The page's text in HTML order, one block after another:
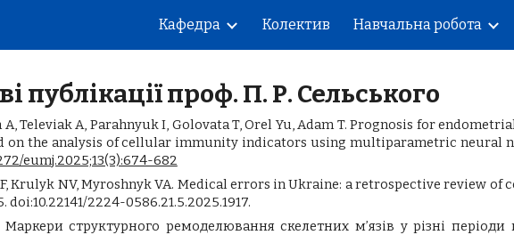
Skip to navigation
Кафедра Колектив Навчальна робота
публікації проф. П. Р. Сельського
A, Televiak A, Parahnyuk I, Golovata T, Orel Yu, Adam T. Prognosis for
on the analysis of cellular immunity indicators using multiparametric neural
eumj.2025;13(3):674-682
Krulyk NV, Myroshnyk VA. Medical errors in Ukraine: a retrospective review
2224-0586.21.5.2025.1917.
структурного ремоделювання скелетних м’язів у різні періоди